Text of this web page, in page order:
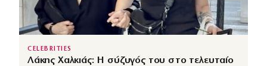
CELEBRITIES
Λάκης Χαλκιάς: Η σύζυγός του στο τελευταίο